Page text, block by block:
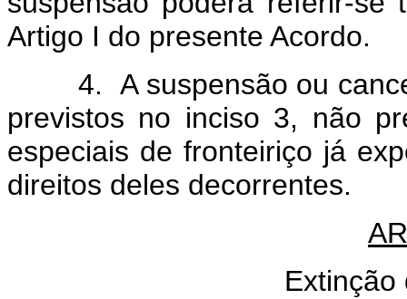
Artigo I do presente Acordo.
4. A suspensão ou
previstos no inciso 3, não
especiais de fronteiriço já
direitos deles decorrentes.
Extinção